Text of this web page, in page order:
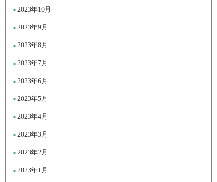
2023年10月
2023年9月
2023年8月
2023年7月
2023年6月
2023年5月
2023年4月
2023年3月
2023年2月
2023年1月